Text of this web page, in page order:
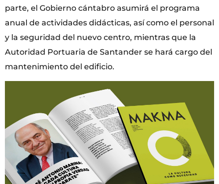
parte, el Gobierno cántabro asumirá el programa
anual de actividades didácticas, así como el personal
y la seguridad del nuevo centro, mientras que la
Autoridad Portuaria de Santander se hará cargo del
mantenimiento del edificio.